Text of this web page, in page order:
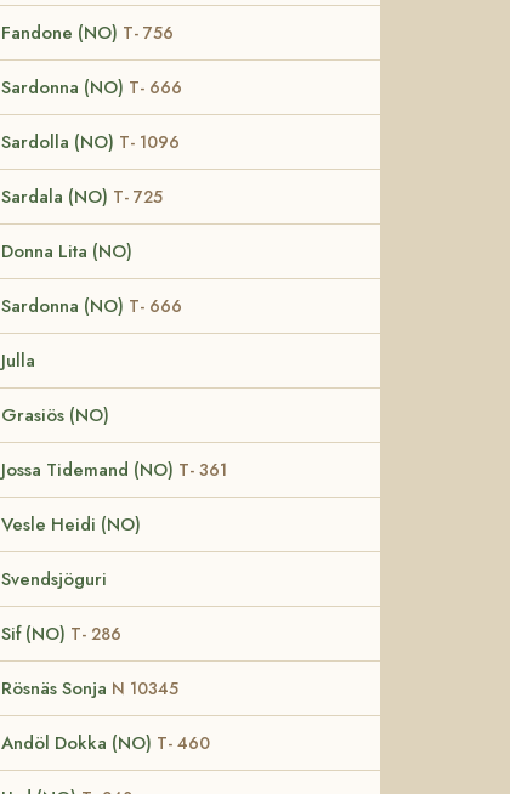
Fandone (NO) T- 756
Sardonna (NO) T- 666
Sardolla (NO) T- 1096
Sardala (NO) T- 725
Donna Lita (NO)
Sardonna (NO) T- 666
Julla
Grasiös (NO)
Jossa Tidemand (NO) T- 361
Vesle Heidi (NO)
Svendsjöguri
Sif (NO) T- 286
Rösnäs Sonja N 10345
Andöl Dokka (NO) T- 460